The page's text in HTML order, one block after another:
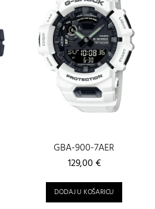
GBA-900-7AER
129,00€
DODAJ U KOŠARICU